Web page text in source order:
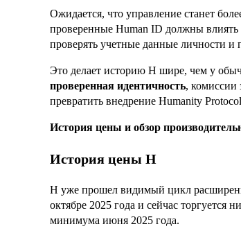
Ожидается, что управление станет
проверенные Human ID должны влиять
проверять учетные данные личности и
Это делает историю H шире, чем у
проверенная идентичность, комиссии
превратить внедрение Humanity
История цены и обзор
История цены H
H уже прошел видимый цикл
октябре 2025 года и сейчас торгуется
минимума июня 2025 года.